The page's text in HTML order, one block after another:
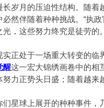
长岁月的压迫性结构。随着
必然伴随着种种挑战。“执
光，这些努力终究是徒劳的。
实正处于一场重大转变的
醒这一宏大锦绣画卷中的相
努力正势头日盛；随着越来
们星球上展开的种种事件，